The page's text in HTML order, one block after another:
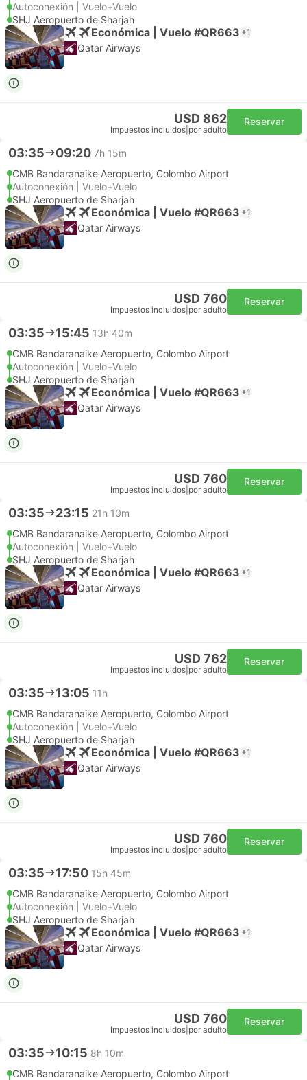
Autoconexión | Vuelo+Vuelo
SHJ Aeropuerto de Sharjah
Económica | Vuelo #QR663 +1
Qatar Airways
USD 862
Impuestos incluidos por adulto
Reservar
03:35 09:20 7h 15m
CMB Bandaranaike Aeropuerto, Colombo Airport
Autoconexión | Vuelo+Vuelo
SHJ Aeropuerto de Sharjah
Económica | Vuelo #QR663 +1
Qatar Airways
USD 760
Impuestos incluidos por adulto
Reservar
03:35 15:45 13h 40m
CMB Bandaranaike Aeropuerto, Colombo Airport
Autoconexión | Vuelo+Vuelo
SHJ Aeropuerto de Sharjah
Económica | Vuelo #QR663 +1
Qatar Airways
USD 760
Impuestos incluidos por adulto
Reservar
03:35 23:15 21h 10m
CMB Bandaranaike Aeropuerto, Colombo Airport
Autoconexión | Vuelo+Vuelo
SHJ Aeropuerto de Sharjah
Económica | Vuelo #QR663 +1
Qatar Airways
USD 762
Impuestos incluidos por adulto
Reservar
03:35 13:05 11h
CMB Bandaranaike Aeropuerto, Colombo Airport
Autoconexión | Vuelo+Vuelo
SHJ Aeropuerto de Sharjah
Económica | Vuelo #QR663 +1
Qatar Airways
USD 760
Impuestos incluidos por adulto
Reservar
03:35 17:50 15h 45m
CMB Bandaranaike Aeropuerto, Colombo Airport
Autoconexión | Vuelo+Vuelo
SHJ Aeropuerto de Sharjah
Económica | Vuelo #QR663 +1
Qatar Airways
USD 760
Impuestos incluidos por adulto
Reservar
03:35 10:15 8h 10m
CMB Bandaranaike Aeropuerto, Colombo Airport